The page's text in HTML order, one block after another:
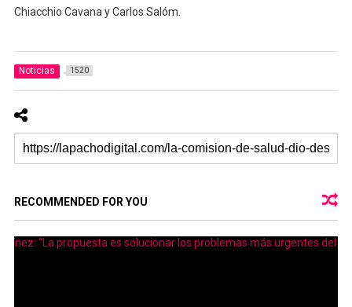
Chiacchio Cavana y Carlos Salóm.
Noticias 1520
RECOMMENDED FOR YOU